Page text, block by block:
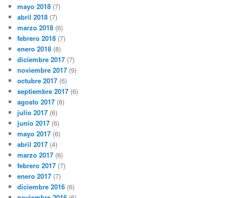
mayo 2018 (7)
abril 2018 (7)
marzo 2018 (6)
febrero 2018 (7)
enero 2018 (8)
diciembre 2017 (7)
noviembre 2017 (9)
octubre 2017 (6)
septiembre 2017 (6)
agosto 2017 (8)
julio 2017 (6)
junio 2017 (6)
mayo 2017 (6)
abril 2017 (4)
marzo 2017 (6)
febrero 2017 (7)
enero 2017 (7)
diciembre 2016 (6)